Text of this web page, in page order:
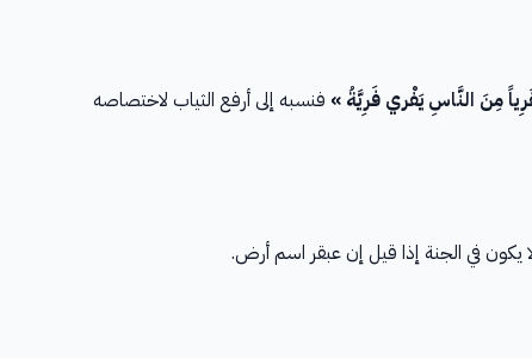
مِنَ النَّاسِ يَفْري فَرِيَّةُ » فنسبه إلى أرفع الثياب لاختصاصه
يكون في الجنة إذا قيل إن عبقر اسم أرض.